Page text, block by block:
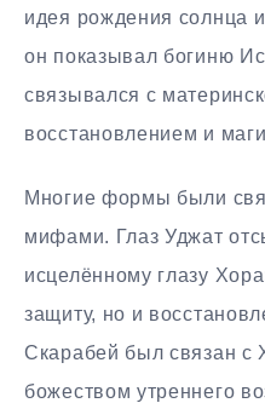
идея рождения солнца
он показывал богиню
связывался с
восстановлением и
Многие формы были
мифами. Глаз Уджат
исцелённому глазу
защиту, но и
Скарабей был связан с
божеством утреннего